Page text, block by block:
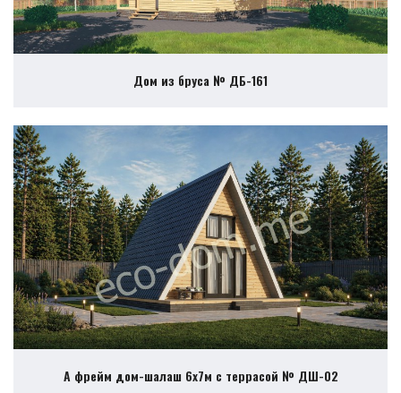
Дом из бруса № ДБ-161
А фрейм дом-шалаш 6х7м с террасой № ДШ-02